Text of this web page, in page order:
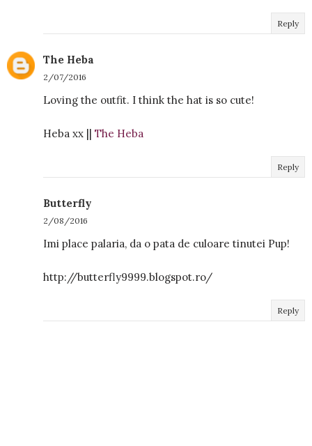
Reply
The Heba
2/07/2016
Loving the outfit. I think the hat is so cute!
Heba xx || The Heba
Reply
Butterfly
2/08/2016
Imi place palaria, da o pata de culoare tinutei Pup!
http://butterfly9999.blogspot.ro/
Reply